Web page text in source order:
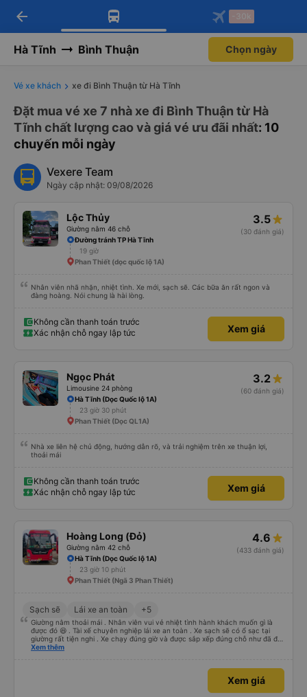
Tải app Vexere ngay!
Nhận ưu đãi thành viên độc
Mở app
Tải app Vexere
-30k/ghế khi đặt vé máy bay qua
Mở app
arrow_back -30k
Hà Tĩnh Bình Thuận Chọn ngày
Vé xe khách xe đi Bình Thuận từ Hà Tĩnh
Đặt mua vé xe 7 nhà xe đi Bình Thuận từ Hà
Tĩnh chất lượng cao và giá vé ưu đãi nhất: 10
chuyến mỗi ngày
Vexere Team
Ngày cập nhật: 09/08/2026
Lộc Thủy
Giường nằm 46 chỗ
3.5
(30 đánh giá)
Đường tránh TP Hà Tĩnh
19 giờ
Phan Thiết (dọc quốc lộ 1A)
Nhân viên nhã nhặn, nhiệt tình. Xe mới, sạch sẽ. Các bữa ăn rất ngon và
đàng hoàng. Nói chung là hài lòng.
Không cần thanh toán trước
Xác nhận chỗ ngay lập tức
Xem giá
Ngọc Phát
Limousine 24 phòng
3.2
(60 đánh giá)
Hà Tĩnh (Dọc Quốc lộ 1A)
23 giờ 30 phút
Phan Thiết (Dọc QL1A)
Nhà xe liên hệ chủ động, hướng dẫn rõ, và trải nghiệm trên xe thuận lợi,
thoải mái
Không cần thanh toán trước
Xác nhận chỗ ngay lập tức
Xem giá
Hoàng Long (Đỏ)
Giường nằm 42 chỗ
4.6
(433 đánh giá)
Hà Tĩnh (Dọc Quốc lộ 1A)
23 giờ 10 phút
Phan Thiết (Ngã 3 Phan Thiết)
Sạch sẽ Lái xe an toàn +5
Giường nằm thoải mái . Nhân viên vui vẻ nhiệt tình hành khách muốn gì là
được đó 😆 . Tài xế chuyên nghiệp lái xe an toàn . Xe sạch sẽ có ổ sạc tại
giường rất tiện nghi . Xe chạy đúng giờ và được sắp xếp đúng chỗ như đã đặt
. Điểm 10 cho hoàng long đỏ 👍
Xem thêm
Xem giá